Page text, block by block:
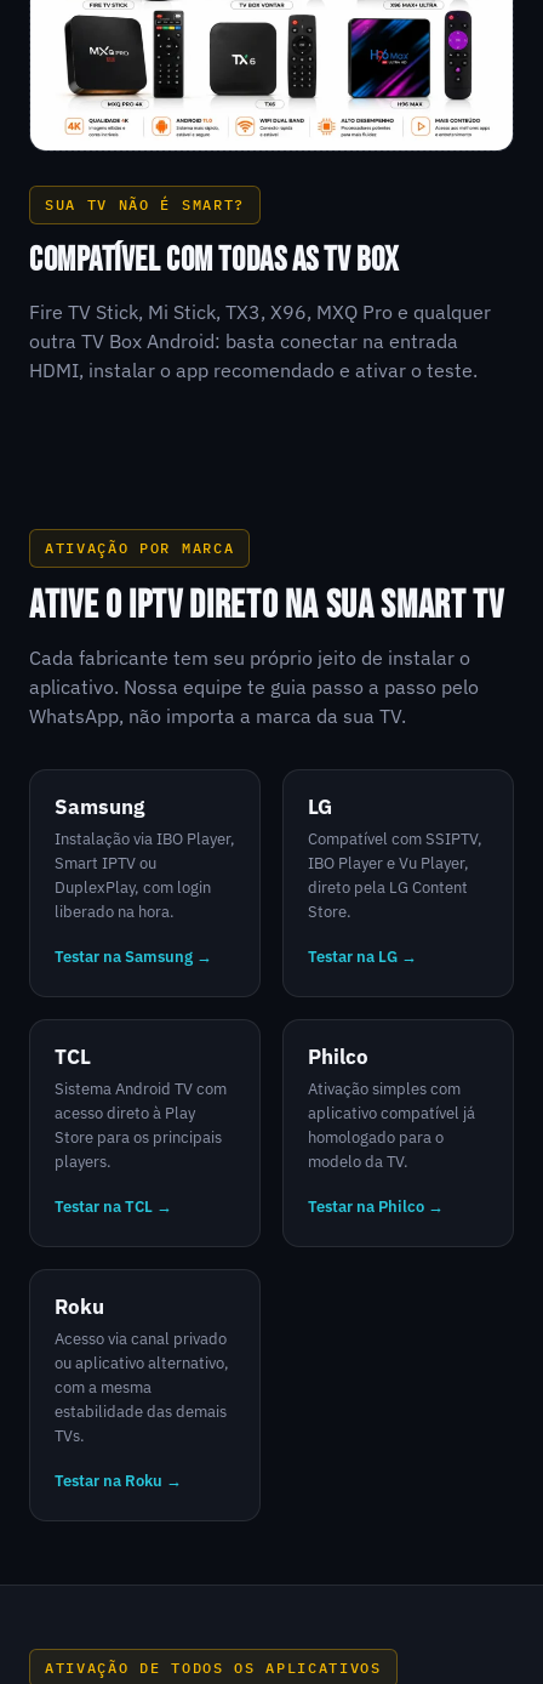
SUA TV NÃO É SMART?
COMPATÍVEL COM TODAS AS TV BOX
Fire TV Stick, Mi Stick, TX3, X96, MXQ Pro e qualquer
outra TV Box Android: basta conectar na entrada
HDMI, instalar o app recomendado e ativar o teste.
ATIVAÇÃO POR MARCA
ATIVE O IPTV DIRETO NA SUA SMART TV
Cada fabricante tem seu próprio jeito de instalar o
aplicativo. Nossa equipe te guia passo a passo pelo
WhatsApp, não importa a marca da sua TV.
Samsung
Instalação via IBO Player,
Smart IPTV ou
DuplexPlay, com login
liberado na hora.
Testar na Samsung →
LG
Compatível com SSIPTV,
IBO Player e Vu Player,
direto pela LG Content
Store.
Testar na LG →
TCL
Sistema Android TV com
acesso direto à Play
Store para os principais
players.
Testar na TCL →
Philco
Ativação simples com
aplicativo compatível já
homologado para o
modelo da TV.
Testar na Philco →
Roku
Acesso via canal privado
ou aplicativo alternativo,
com a mesma
estabilidade das demais
TVs.
Testar na Roku →
ATIVAÇÃO DE TODOS OS APLICATIVOS